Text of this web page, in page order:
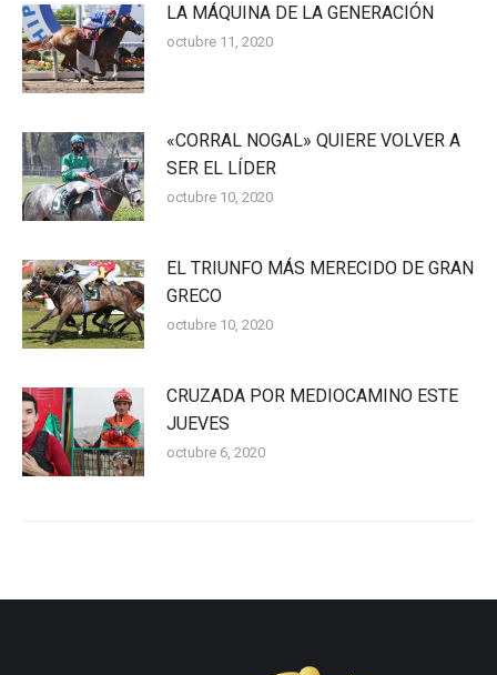
LA MÁQUINA DE LA GENERACIÓN
octubre 11, 2020
«CORRAL NOGAL» QUIERE VOLVER A
SER EL LÍDER
octubre 10, 2020
EL TRIUNFO MÁS MERECIDO DE GRAN
GRECO
octubre 10, 2020
CRUZADA POR MEDIOCAMINO ESTE
JUEVES
octubre 6, 2020